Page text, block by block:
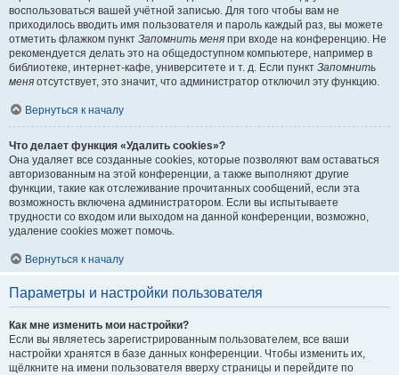
воспользоваться вашей учётной записью. Для того чтобы вам не
приходилось вводить имя пользователя и пароль каждый раз, вы можете
отметить флажком пункт Запомнить меня при входе на конференцию. Не
рекомендуется делать это на общедоступном компьютере, например в
библиотеке, интернет-кафе, университете и т. д. Если пункт Запомнить
меня отсутствует, это значит, что администратор отключил эту функцию.
Вернуться к началу
Что делает функция «Удалить cookies»?
Она удаляет все созданные cookies, которые позволяют вам оставаться
авторизованным на этой конференции, а также выполняют другие
функции, такие как отслеживание прочитанных сообщений, если эта
возможность включена администратором. Если вы испытываете
трудности со входом или выходом на данной конференции, возможно,
удаление cookies может помочь.
Вернуться к началу
Параметры и настройки пользователя
Как мне изменить мои настройки?
Если вы являетесь зарегистрированным пользователем, все ваши
настройки хранятся в базе данных конференции. Чтобы изменить их,
щёлкните на имени пользователя вверху страницы и перейдите по